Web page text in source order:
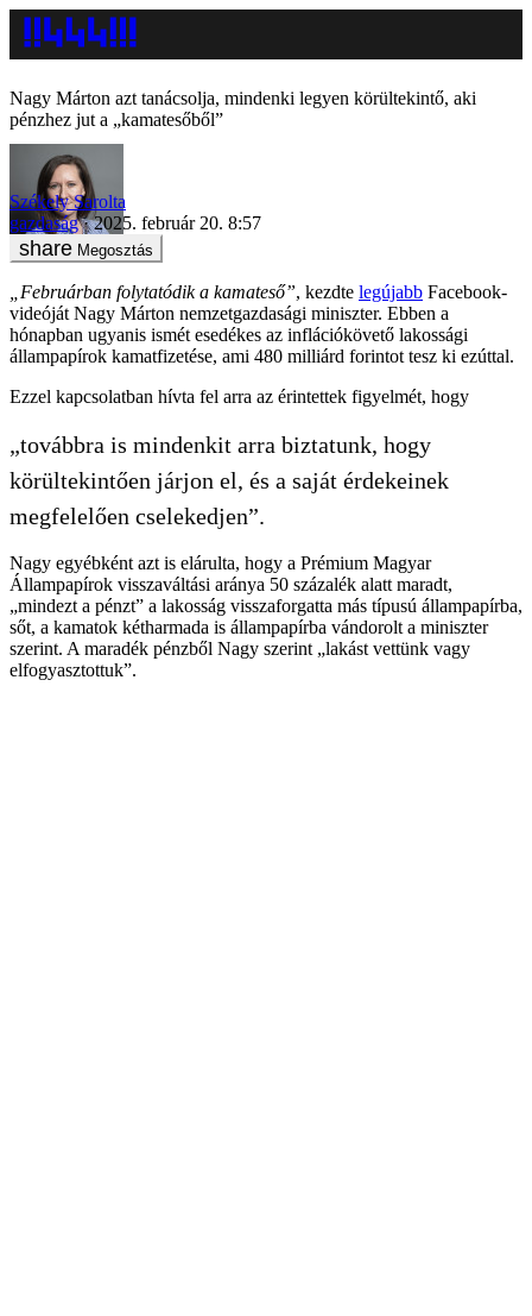
Nagy Márton azt tanácsolja, mindenki legyen körültekintő, aki
pénzhez jut a „kamatesőből”
Székely Sarolta
gazdaság
2025. február 20. 8:57
Megosztás
„Februárban folytatódik a kamateső”, kezdte legújabb Facebook-
videóját Nagy Márton nemzetgazdasági miniszter. Ebben a
hónapban ugyanis ismét esedékes az inflációkövető lakossági
állampapírok kamatfizetése, ami 480 milliárd forintot tesz ki ezúttal.
Ezzel kapcsolatban hívta fel arra az érintettek figyelmét, hogy
„továbbra is mindenkit arra biztatunk, hogy
körültekintően járjon el, és a saját érdekeinek
megfelelően cselekedjen”.
Nagy egyébként azt is elárulta, hogy a Prémium Magyar
Állampapírok visszaváltási aránya 50 százalék alatt maradt,
„mindezt a pénzt” a lakosság visszaforgatta más típusú állampapírba,
sőt, a kamatok kétharmada is állampapírba vándorolt a miniszter
szerint. A maradék pénzből Nagy szerint „lakást vettünk vagy
elfogyasztottuk”.